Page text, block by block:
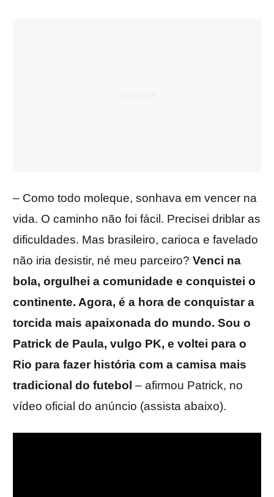
– Como todo moleque, sonhava em vencer na
vida. O caminho não foi fácil. Precisei driblar as
dificuldades. Mas brasileiro, carioca e favelado
não iria desistir, né meu parceiro? Venci na
bola, orgulhei a comunidade e conquistei o
continente. Agora, é a hora de conquistar a
torcida mais apaixonada do mundo. Sou o
Patrick de Paula, vulgo PK, e voltei para o
Rio para fazer história com a camisa mais
tradicional do futebol – afirmou Patrick, no
vídeo oficial do anúncio (assista abaixo).